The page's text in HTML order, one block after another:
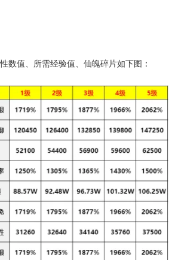
数值、所需经验值、仙魄碎片如下图：